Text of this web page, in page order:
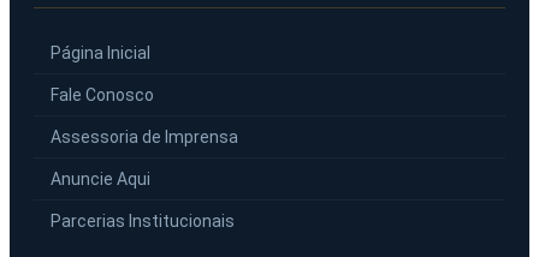
Página Inicial
Fale Conosco
Assessoria de Imprensa
Anuncie Aqui
Parcerias Institucionais